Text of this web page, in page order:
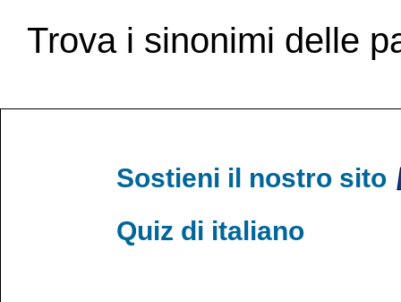
Trova i sinonimi delle
Sostieni il nostro sito
Quiz di italiano